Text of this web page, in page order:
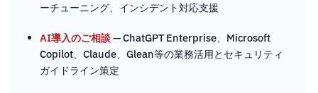
ーチューニング、インシデント対応支援
AI導入のご相談— ChatGPT Enterprise、Microsoft
Copilot、Claude、Glean等の業務活用とセキュリティ
ガイドライン策定